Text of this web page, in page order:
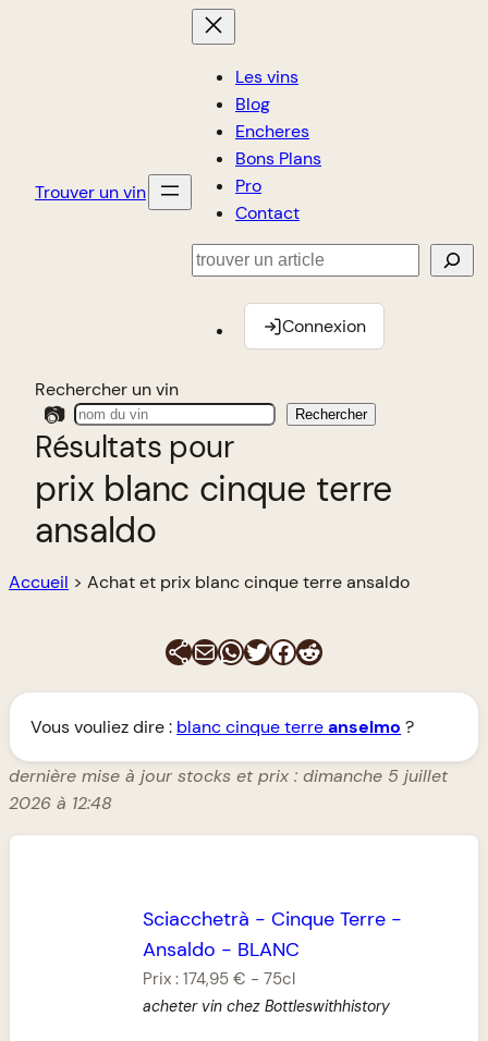
Trouver un vin
Les vins
Blog
Encheres
Bons Plans
Pro
Contact
Rechercher
Connexion
Rechercher un vin
📷 Rechercher
Résultats pour
prix blanc cinque terre
ansaldo
Accueil > Achat et prix blanc cinque terre ansaldo
E-mailWhatsApp
Twitter
Facebook
Reddit
Vous vouliez dire : blanc cinque terreanselmo ?
dernière mise à jour stocks et prix : dimanche 5 juillet
2026 à 12:48
Sciacchetrà - Cinque Terre-
Ansaldo - BLANC
Prix : 174,95 € - 75cl
acheter vin chez Bottleswithhistory